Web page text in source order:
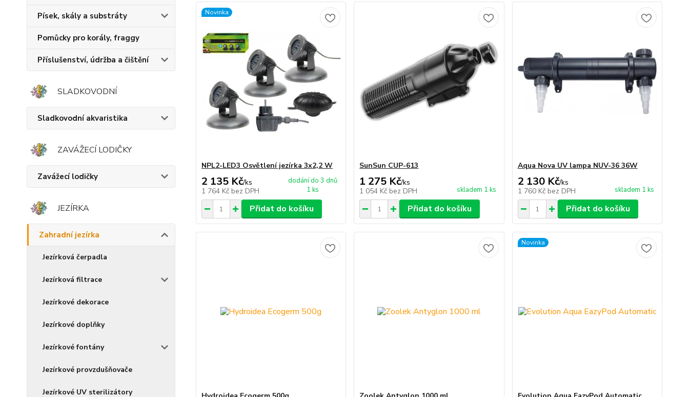
Písek, skály a substráty
Pomůcky pro korály, fraggy
Příslušenství, údržba a čištění
SLADKOVODNÍ
Sladkovodní akvaristika
ZAVÁŽECÍ LODIČKY
Zavážecí lodičky
JEZÍRKA
Zahradní jezírka
Jezírková čerpadla
Jezírková filtrace
Jezírkové dekorace
Jezírkové doplňky
Jezírkové fontány
Jezírkové provzdušňovače
Jezírkové UV sterilizátory
Novinka
NPL2-LED3 Osvětlení jezírka 3x2,2 W
2 135 Kč/ks
1 764 Kč bez DPH
dodání do 3 dnů
1 ks
Přidat do košíku
SunSun CUP-613
1 275 Kč/ks
1 054 Kč bez DPH skladem 1 ks
Přidat do košíku
Aqua Nova UV lampa NUV-36 36W
2 130 Kč/ks
1 760 Kč bez DPH skladem 1 ks
Přidat do košíku
Novinka